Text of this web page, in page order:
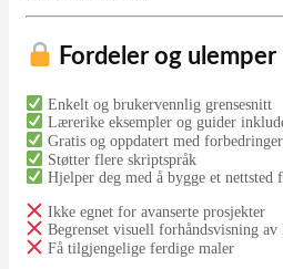
Fordeler og ulemper
Enkelt og brukervennlig grensesnitt
Lærerike eksempler og guider
Gratis og oppdatert med forbedringer
Støtter flere skriptspråk
Hjelper deg med å bygge et nettsted
Ikke egnet for avanserte prosjekter
Begrenset visuell forhåndsvisning
Få tilgjengelige ferdige maler